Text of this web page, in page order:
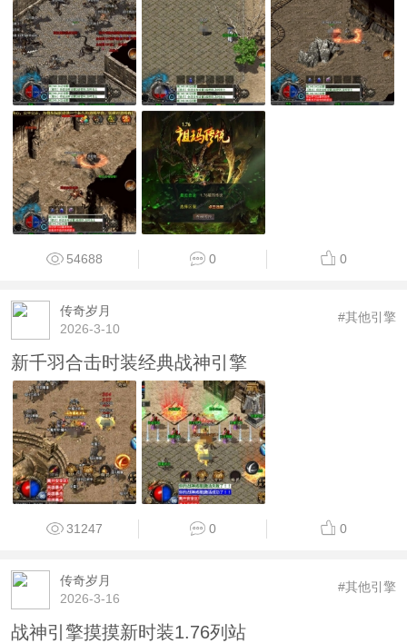
54688 0 0
传奇岁月
2026-3-10
#其他引擎
新千羽合击时装经典战神引擎
31247 0 0
传奇岁月
2026-3-16
#其他引擎
战神引擎摸摸新时装1.76列站